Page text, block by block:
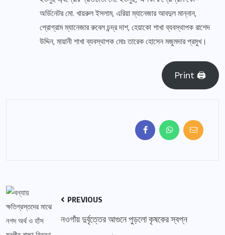
অর্ডিনেটর মো. খায়রুল ইসলাম, এরিয়া ম্যানেজার আবদুল মান্নান,
প্রোগ্রাম ম্যানেজার রুবেল চন্দ্র দাশ, হেয়াকো শাখা ব্যবস্থাপক রাশেদ
উদ্দিন, মায়ানী শাখা ব্যবস্থাপক মোঃ তারেক হোসেন মজুমদার প্রমুখ।
Print 🖨
PREVIOUS
নওগাঁয় দুর্বৃত্তের আগুনে পুড়লো কৃষকের স্বপ্ন